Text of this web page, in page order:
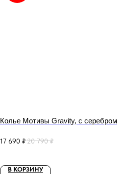
Колье Мотивы Gravity, с серебром
17 690 ₽20 790 ₽
В КОРЗИНУ